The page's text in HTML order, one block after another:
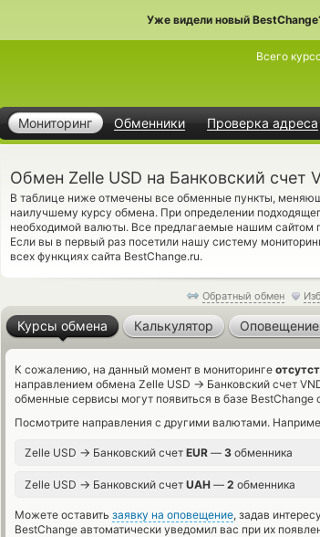
Уже видели новый
Мониторинг Обменники Проверка адреса
Всего
Обмен Zelle USD на Банковский счет
В таблице ниже отмечены все обменные пункты,
наилучшему курсу обмена. При определении
необходимой валюты. Все предлагаемые нашим сайтом
Если вы в первый раз посетили нашу систему
всех функциях сайта BestChange.ru.
Обратный обмен
Курсы обмена Калькулятор Оповещение
К сожалению, на данный момент в мониторинге
направлением обмена Zelle USD → Банковский счет
обменные сервисы могут появиться в базе BestChange
Посмотрите направления с другими валютами.
Zelle USD → Банковский счет EUR — 3 обменника
Zelle USD → Банковский счет UAH — 2 обменника
Можете оставить заявку на оповещение, задав
BestChange автоматически уведомил вас при их